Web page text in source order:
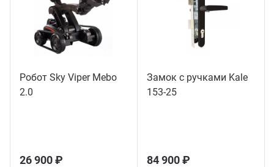
Робот Sky Viper Mebo
2.0
26 900 ₽
Замок с ручками Kale
153-25
84 900 ₽